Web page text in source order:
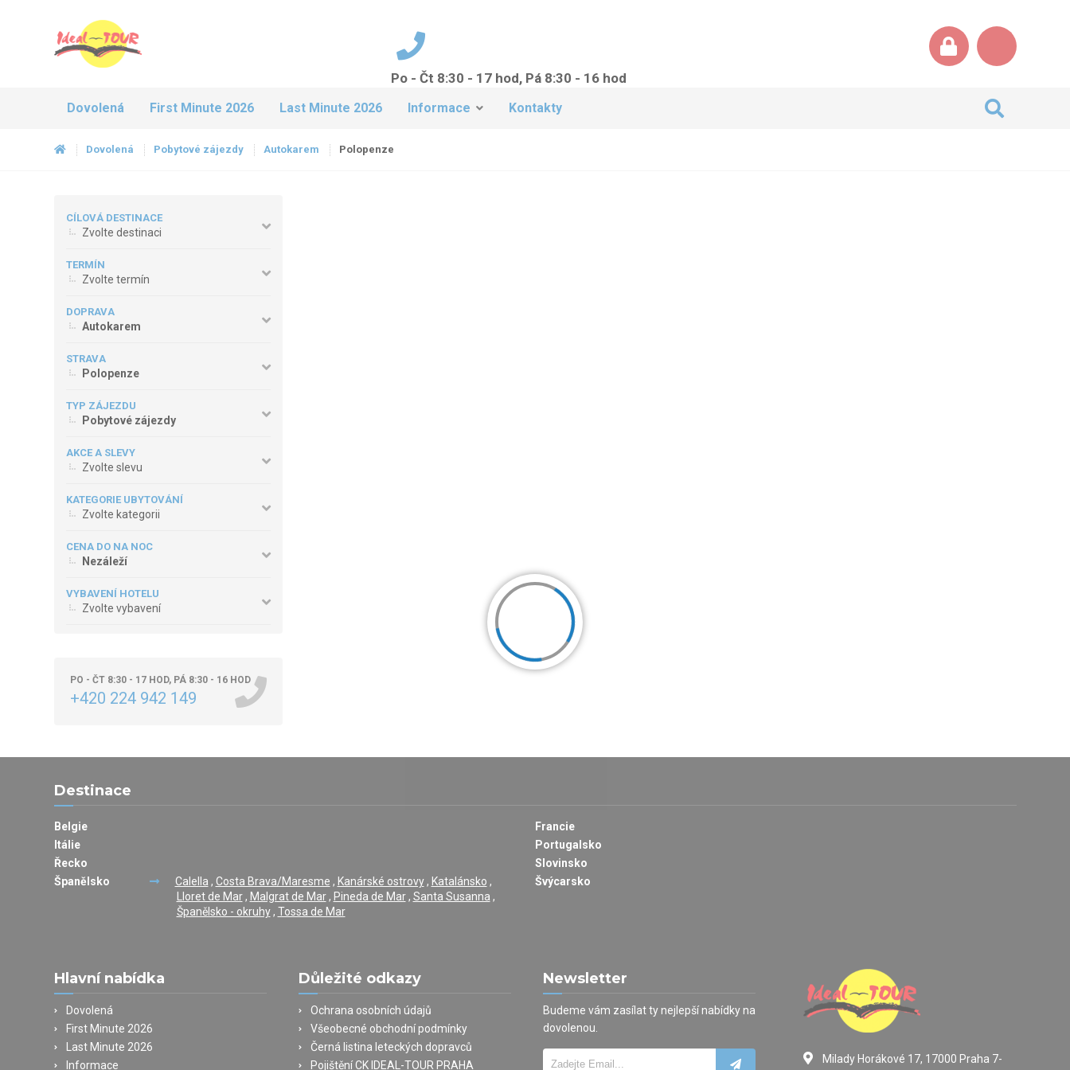
Po - Čt 8:30 - 17 hod, Pá 8:30 - 16 hod
Dovolená First Minute 2026 Last Minute 2026 Informace Kontakty
Dovolená Pobytové zájezdy Autokarem Polopenze
CÍLOVÁ DESTINACE
Zvolte destinaci
TERMÍN
Zvolte termín
DOPRAVA
Autokarem
STRAVA
Polopenze
TYP ZÁJEZDU
Pobytové zájezdy
AKCE A SLEVY
Zvolte slevu
KATEGORIE UBYTOVÁNÍ
Zvolte kategorii
CENA DO NA NOC
Nezáleží
VYBAVENÍ HOTELU
Zvolte vybavení
PO - ČT 8:30 - 17 HOD, PÁ 8:30 - 16 HOD
+420 224 942 149
Destinace
Belgie
Francie
Itálie
Portugalsko
Řecko
Slovinsko
Španělsko
Calella , Costa Brava/Maresme , Kanárské ostrovy, Katalánsko ,
Lloret de Mar, Malgrat de Mar, Pineda de Mar, Santa Susanna ,
Španělsko - okruhy, Tossa de Mar
Švýcarsko
Hlavní nabídka
Dovolená
First Minute 2026
Last Minute 2026
Informace
Důležité odkazy
Ochrana osobních údajů
Všeobecné obchodní podmínky
Černá listina leteckých dopravců
Pojištění CK IDEAL-TOUR PRAHA
Newsletter
Budeme vám zasílat ty nejlepší nabídky na
dovolenou.
Milady Horákové 17, 17000 Praha 7-